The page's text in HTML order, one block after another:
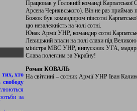
тих, хто
свободу
за
Працював у Головній команді
Арсена Чер­нявського). Він не раз приймав
Божок був командиром півсотні
цю незалежність на чолі сотні.
Юнак Армії УНР, командир сотні
Левицький впали на полі слави під
міністра МВС УНР, випускник УГА,
Слава полеглим за Україну!
Роман КОВАЛЬ
На світлині – сотник Армії УНР Іван